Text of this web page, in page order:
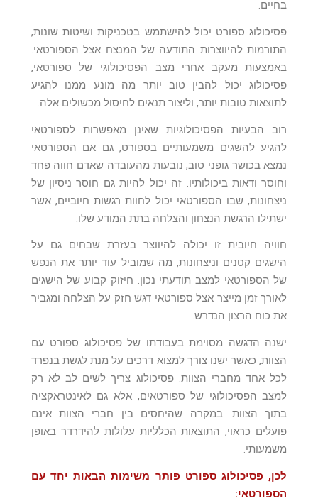
בחיים.
פסיכולוג ספורט יכול להישתמש בטכניקות ושיטות שונות,
התורמות להיווצרות התודעה של המנצח אצל הספורטאי.
באמצעות מעקב אחרי מצב הפסיכולוגי של ספורטאי,
פסיכולוג יכול להבין טוב יותר מה מונע ממנו להגיע
לתוצאות טובות יותר, וליצור תנאים לחיסול מכשולים אלה.
רוב הבעיות הפסיכולוגיות שאינן מאפשרות לספורטאי
להגיע להשגים משמעותיים בספורט, גם אם הספורטאי
נמצא בכושר גופני טוב, נובעות מהעובדה שאדם חווה פחד
וחוסר ודאות ביכולותיו. זה יכול להיות גם חוסר ניסיון של
ניצחונות, שבו הספורטאי יכול לחוות רגשות חיוביים, אשר
ישתילו הרגשת הנצחון והצלחה בתת המודע שלו.
חוויה חיובית זו יכולה להיווצר בעזרת שבחים גם על
הישגים קטנים וניצחונות, מה שמוביל עוד יותר את הנפש
של הספורטאי למצב תודעתי נכון. חיזוק קבוע של הישגים
לאורך זמן מייצר אצל ספורטאי דגש חזק על הצלחה ומגביר
את כוח הרצון הנדרש.
ישנה הדגשה מסוימת בעבודתו של פסיכולוג ספורט עם
הצוות, כאשר ישנו צורך למצוא דרכים על מנת לגשת בנפרד
לכל אחד מחברי הצוות. פסיכולוג צריך לשים לב לא רק
למצב הפסיכולוגי של ספורטאים, אלא גם לאינטראקציה
בתוך הצוות. במקרה שהיחסים בין חברי הצוות אינם
פועלים כראוי, התוצאות הכלליות עלולות להידרדר באופן
משמעותי.
לכן, פסיכולוג ספורט פותר משימות הבאות יחד עם
הספורטאי: